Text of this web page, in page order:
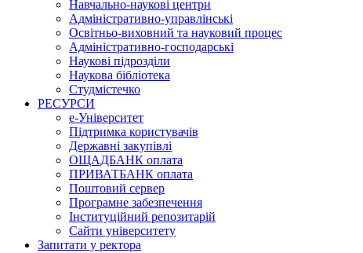
Навчально-наукові центри
Адміністративно-управлінські
Освітньо-виховний та науковий процес
Адміністративно-господарські
Наукові підрозділи
Наукова бібліотека
Студмістечко
РЕСУРСИ
е-Університет
Підтримка користувачів
Державні закупівлі
ОЩАДБАНК оплата
ПРИВАТБАНК оплата
Поштовий сервер
Програмне забезпечення
Інституційний репозитарій
Сайти університету
Запитати у ректора